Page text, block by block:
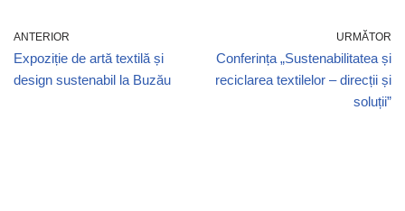
Micii spectatori…
ANTERIOR
Expoziție de artă textilă și
design sustenabil la Buzău
URMĂTOR
Conferința „Sustenabilitatea și
reciclarea textilelor – direcții și
soluții”